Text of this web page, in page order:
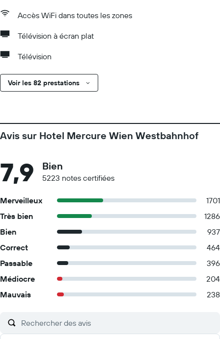
Accès WiFi dans toutes les zones
Télévision à écran plat
Télévision
Voir les 82 prestations
Avis sur Hotel Mercure Wien Westbahnhof
7,9 Bien
5223 notes certifiées
Merveilleux
1701
Très bien
1286
Bien
937
Correct
464
Passable
396
Médiocre
204
Mauvais
238